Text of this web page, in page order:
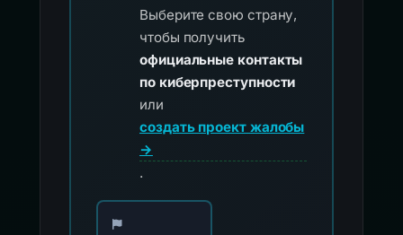
Выберите свою страну,
чтобы получить
официальные контакты
по киберпреступности
или
создать проект жалобы
→
.
Выберите свою страну для официальных